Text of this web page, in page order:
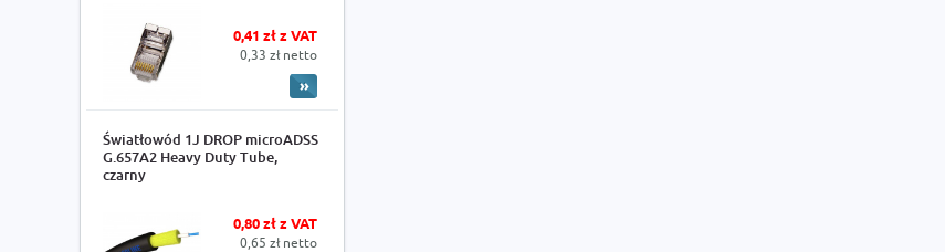
0,41 zł z VAT
0,33 zł netto
Światłowód 1J DROP microADSS
G.657A2 Heavy Duty Tube,
czarny
0,80 zł z VAT
0,65 zł netto